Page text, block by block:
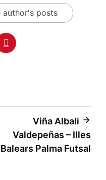
author's posts
Viña Albali
Valdepeñas – Illes
Balears Palma Futsal